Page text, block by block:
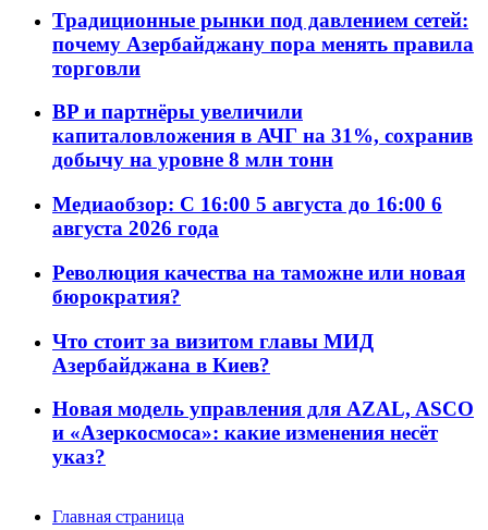
Традиционные рынки под давлением сетей:
почему Азербайджану пора менять правила
торговли
BP и партнёры увеличили
капиталовложения в АЧГ на 31%, сохранив
добычу на уровне 8 млн тонн
Медиаобзор: С 16:00 5 августа до 16:00 6
августа 2026 года
Революция качества на таможне или новая
бюрократия?
Что стоит за визитом главы МИД
Азербайджана в Киев?
Новая модель управления для AZAL, ASCO
и «Азеркосмоса»: какие изменения несёт
указ?
Главная страница